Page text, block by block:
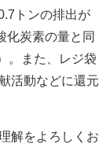
トンの排出が
化炭素の量と同
。また、レジ袋
活動などに還元
解をよろしくお